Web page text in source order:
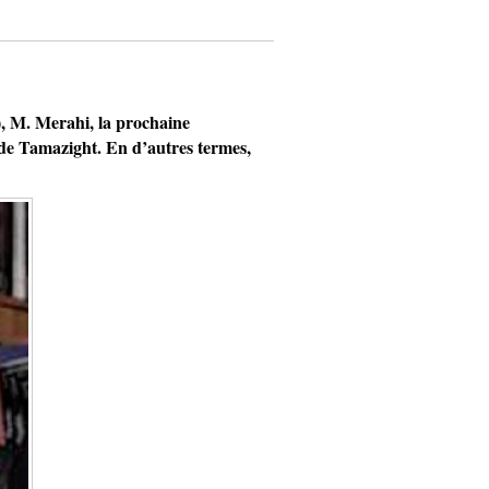
M. Merahi, la prochaine
Tamazight. En d’autres termes,